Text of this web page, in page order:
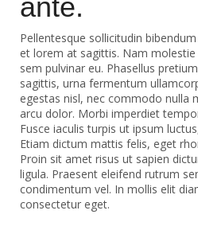
Pellentesque sollicitudin
et lorem at sagittis. Nam
sem pulvinar eu. Phasellus
sagittis, urna fermentum
egestas nisl, nec commodo nulla
arcu dolor. Morbi imperdiet
Fusce iaculis turpis ut ipsum
Etiam dictum mattis felis, eget
Proin sit amet risus ut sapien
ligula. Praesent eleifend rutrum
condimentum vel. In mollis elit
consectetur eget.